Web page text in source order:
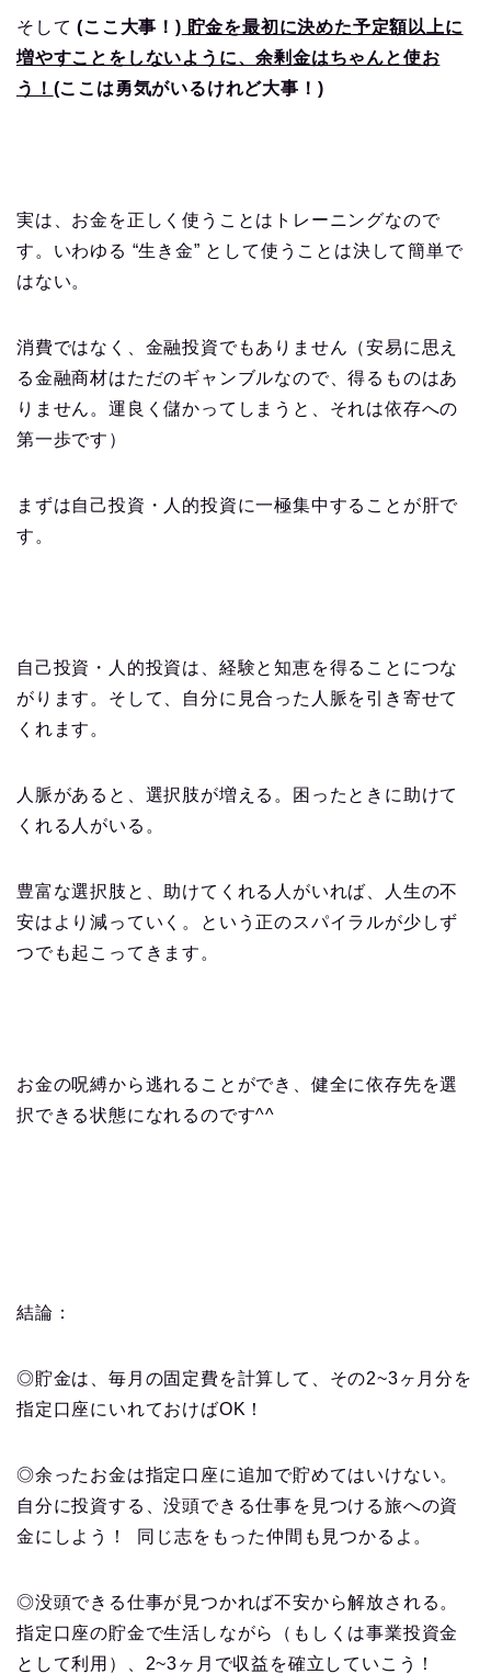
そして(ここ大事！) 貯金を最初に決めた予定額以上に
増やすことをしないように、余剰金はちゃんと使お
う！ (ここは勇気がいるけれど大事！)
実は、お金を正しく使うことはトレーニングなので
す。いわゆる “生き金” として使うことは決して簡単で
はない。
消費ではなく、金融投資でもありません（安易に思え
る金融商材はただのギャンブルなので、得るものはあ
りません。運良く儲かってしまうと、それは依存への
第一歩です）
まずは自己投資・人的投資に一極集中することが肝で
す。
自己投資・人的投資は、経験と知恵を得ることにつな
がります。そして、自分に見合った人脈を引き寄せて
くれます。
人脈があると、選択肢が増える。困ったときに助けて
くれる人がいる。
豊富な選択肢と、助けてくれる人がいれば、人生の不
安はより減っていく。という正のスパイラルが少しず
つでも起こってきます。
お金の呪縛から逃れることができ、健全に依存先を選
択できる状態になれるのです^^
結論：
◎貯金は、毎月の固定費を計算して、その2~3ヶ月分を
指定口座にいれておけばOK ！
◎余ったお金は指定口座に追加で貯めてはいけない。
自分に投資する、没頭できる仕事を見つける旅への資
金にしよう！
同じ志をもった仲間も見つかるよ。
◎没頭できる仕事が見つかれば不安から解放される。
指定口座の貯金で生活しながら（もしくは事業投資金
として利用）、2~3ヶ月で収益を確立していこう！